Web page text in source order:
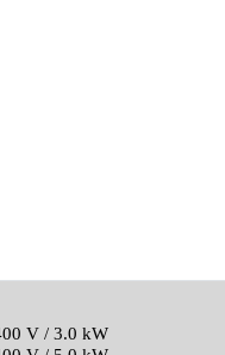
V / 3.0 kW